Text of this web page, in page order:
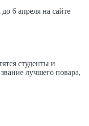
6 апреля на сайте
студенты и
лучшего повара,